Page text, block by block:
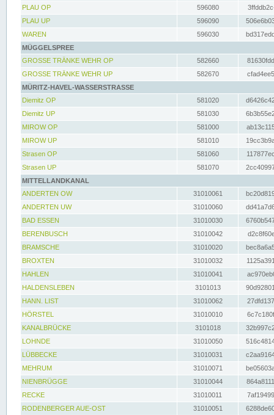
PLAU OP
596080
PLAU UP
596090
WAREN
596030
MÜGGELSPREE
GROSSE TRÄNKE WEHR OP
582660
GROSSE TRÄNKE WEHR UP
582670
MÜRITZ-HAVEL-WASSERSTRASSE
Diemitz OP
581020
Diemitz UP
581030
MIROW OP
581000
MIROW UP
581010
Strasen OP
581060
Strasen UP
581070
MITTELLANDKANAL
ANDERTEN OW
31010061
ANDERTEN UW
31010060
BAD ESSEN
31010030
BERENBUSCH
31010042
BRAMSCHE
31010020
BROXTEN
31010032
HAHLEN
31010041
HALDENSLEBEN
3101013
HANN. LIST
31010062
HÖRSTEL
31010010
KANALBRÜCKE
3101018
LOHNDE
31010050
LÜBBECKE
31010031
MEHRUM
31010071
NIENBRÜGGE
31010044
RECKE
31010011
RODENBERGER AUE-OST
31010051